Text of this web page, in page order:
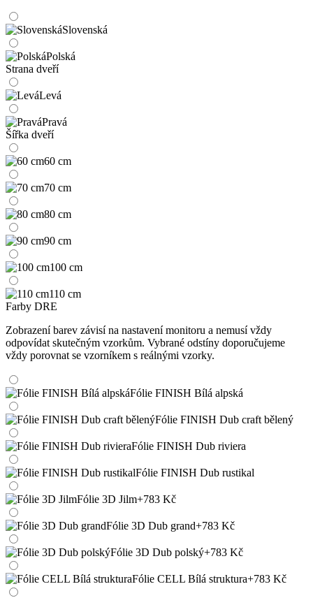
Slovenská
Polská
Strana dveří
Levá
Pravá
Šířka dveří
60 cm
70 cm
80 cm
90 cm
100 cm
110 cm
Farby DRE
Zobrazení barev závisí na nastavení monitoru a nemusí vždy
odpovídat skutečným vzorkům. Vybrané odstíny doporučujeme
vždy porovnat se vzorníkem s reálnými vzorky.
Fólie FINISH Bílá alpská
Fólie FINISH Dub craft bělený
Fólie FINISH Dub riviera
Fólie FINISH Dub rustikal
Fólie 3D Jilm+783 Kč
Fólie 3D Dub grand+783 Kč
Fólie 3D Dub polský+783 Kč
Fólie CELL Bílá struktura+783 Kč